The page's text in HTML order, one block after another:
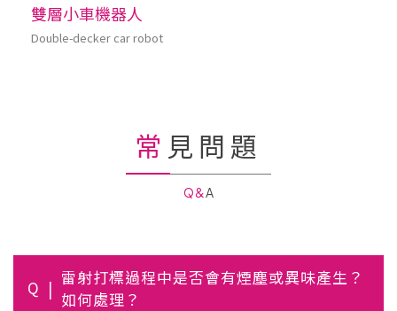
雙層小車機器人
Double-decker car robot
常見問題
Q&A
Q
雷射打標過程中是否會有煙塵或異味產生？
如何處理？